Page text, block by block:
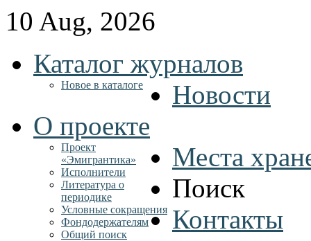
10 Aug, 2026
Каталог журналов
Новое в каталоге
Новости
О проекте
Проект
«Эмигрантика»
Исполнители
Литература о
периодике
Условные сокращения
Фондодержателям
Места
Поиск
Общий поиск
Контакты